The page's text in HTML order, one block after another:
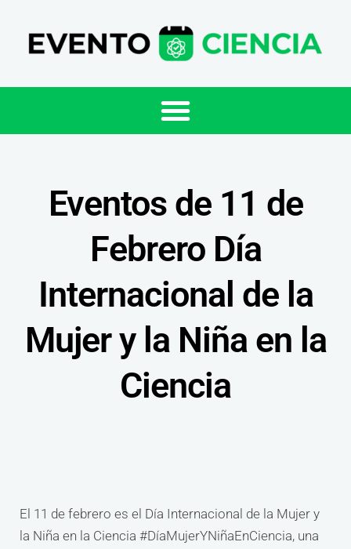
Eventos de 11 de
Febrero Día
Internacional de la
Mujer y la Niña en la
Ciencia
El 11 de febrero es el Día Internacional de la Mujer y
la Niña en la Ciencia #DíaMujerYNiñaEnCiencia, una